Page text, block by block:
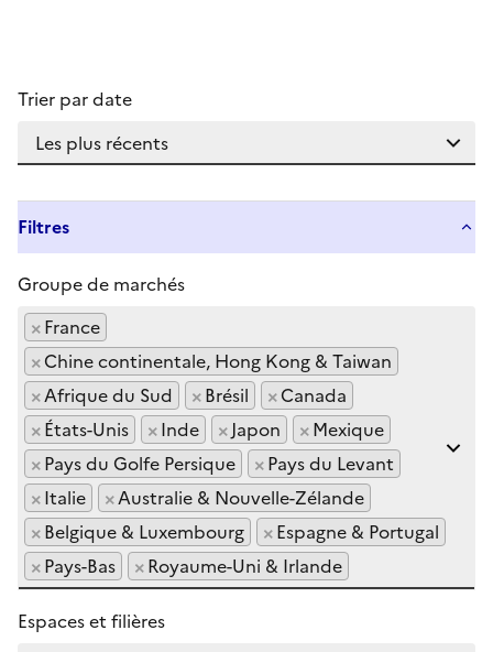
Trier par date
Filtres
Groupe de marchés
×France
×Chine continentale, Hong Kong & Taiwan
×Afrique du Sud ×Brésil ×Canada
×États-Unis ×Inde ×Japon ×Mexique
×Pays du Golfe Persique ×Pays du Levant
×Italie ×Australie & Nouvelle-Zélande
×Belgique & Luxembourg ×Espagne & Portugal
×Pays-Bas ×Royaume-Uni & Irlande
Espaces et filières